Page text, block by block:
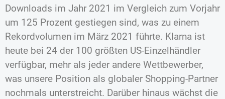
Downloads im Jahr 2021 im Vergleich zum Vorjahr
um 125 Prozent gestiegen sind, was zu einem
Rekordvolumen im März 2021 führte. Klarna ist
heute bei 24 der 100 größten US-Einzelhändler
verfügbar, mehr als jeder andere Wettbewerber,
was unsere Position als globaler Shopping-Partner
nochmals unterstreicht. Darüber hinaus wächst die